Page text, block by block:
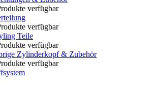
verfügbar
verfügbar
Teile
verfügbar
Zylinderkopf & Zubehör
verfügbar